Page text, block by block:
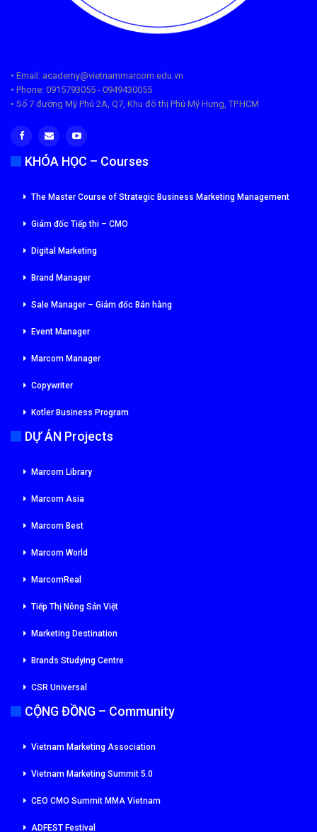
• Email: academy@vietnammarcom.edu.vn
• Phone: 0915793055 - 0949430055
• Số 7 đường Mỹ Phú 2A, Q7, Khu đô thị Phú Mỹ Hưng, TP.HCM
KHÓA HỌC – Courses
The Master Course of Strategic Business Marketing Management
Giám đốc Tiếp thi – CMO
Digital Marketing
Brand Manager
Sale Manager – Giám đốc Bán hàng
Event Manager
Marcom Manager
Copywriter
Kotler Business Program
DỰ ÁN Projects
Marcom Library
Marcom Asia
Marcom Best
Marcom World
MarcomReal
Tiếp Thị Nông Sản Việt
Marketing Destination
Brands Studying Centre
CSR Universal
CỘNG ĐỒNG – Community
Vietnam Marketing Association
Vietnam Marketing Summit 5.0
CEO CMO Summit MMA Vietnam
ADFEST Festival